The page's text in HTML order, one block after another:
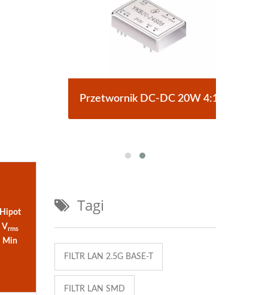
Vrms
Min
Przetwornik DC-DC 20W 4:1
Tagi
FILTR LAN 2.5G BASE-T
FILTR LAN SMD